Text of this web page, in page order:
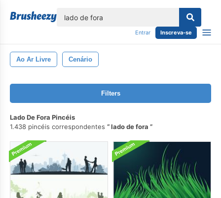
Entrar Inscreva-se
Ao Ar Livre Cenário
Filters
Lado De Fora Pincéis
1.438 pincéis correspondentes
lado de fora